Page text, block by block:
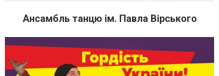
Ансамбль танцю ім. Павла Вірського